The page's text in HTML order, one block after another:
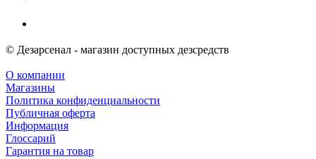
© Дезарсенал - магазин доступных дезсредств
О компании
Магазины
Политика конфиденциальности
Публичная оферта
Информация
Глоссарий
Гарантия на товар